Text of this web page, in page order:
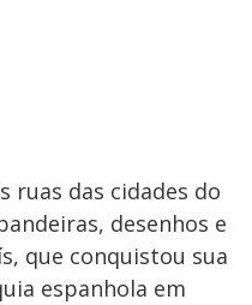
ruas das cidades do
desenhos e
que conquistou sua
espanhola em